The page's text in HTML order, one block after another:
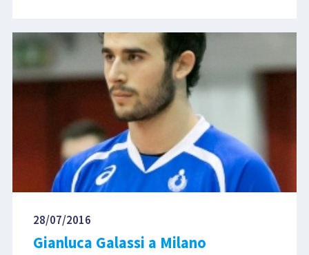
28/07/2016
Gianluca Galassi a Milano